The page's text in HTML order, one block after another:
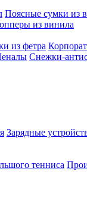
Поясные сумки из
из винила
из фетра
Снежки-
Зарядные
тенниса